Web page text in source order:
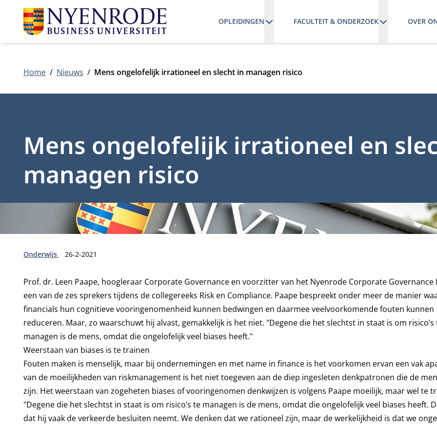
OPLEIDINGEN FACULTEIT & ONDERZOEK OVER
Home Nieuws Mens ongelofelijk irrationeel en slecht in managen risico
Mens ongelofelijk irrationeel en
managen risico
Type:
Onderwijs Publicatiedatum:
26-2-2021
Prof. dr. Leen Paape, hoogleraar Corporate Governance en voorzitter van het Nyenrode Corporate Governance
een van de zes sprekers tijdens de collegereeks Risk en Compliance. Paape bespreekt onder meer de manier
financials hun cognitieve vooringenomenheid kunnen bedwingen en daarmee veelvoorkomende fouten kunnen
reduceren. Maar, zo waarschuwt hij alvast, gemakkelijk is het niet. "Degene die het slechtst in staat is om risico’s
managen is de mens, omdat die ongelofelijk veel biases heeft."
Weerstaan van biases is te trainen
Fouten maken is menselijk, maar bij ondernemingen en met name in finance is het voorkomen ervan een vak
van de moeilijkheden van riskmanagement is het niet toegeven aan de diep ingesleten denkpatronen die de
zijn. Het weerstaan van zogeheten biases of vooringenomen denkwijzen is volgens Paape moeilijk, maar wel te
"Degene die het slechtst in staat is om risico’s te managen is de mens, omdat die ongelofelijk veel biases heeft.
dat hij vaak de verkeerde besluiten neemt. We denken dat we rationeel zijn, maar de werkelijkheid is dat we